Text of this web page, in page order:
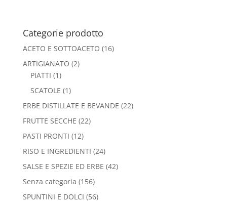
Categorie prodotto
ACETO E SOTTOACETO (16)
ARTIGIANATO (2)
PIATTI (1)
SCATOLE (1)
ERBE DISTILLATE E BEVANDE (22)
FRUTTE SECCHE (22)
PASTI PRONTI (12)
RISO E INGREDIENTI (24)
SALSE E SPEZIE ED ERBE (42)
Senza categoria (156)
SPUNTINI E DOLCI (56)